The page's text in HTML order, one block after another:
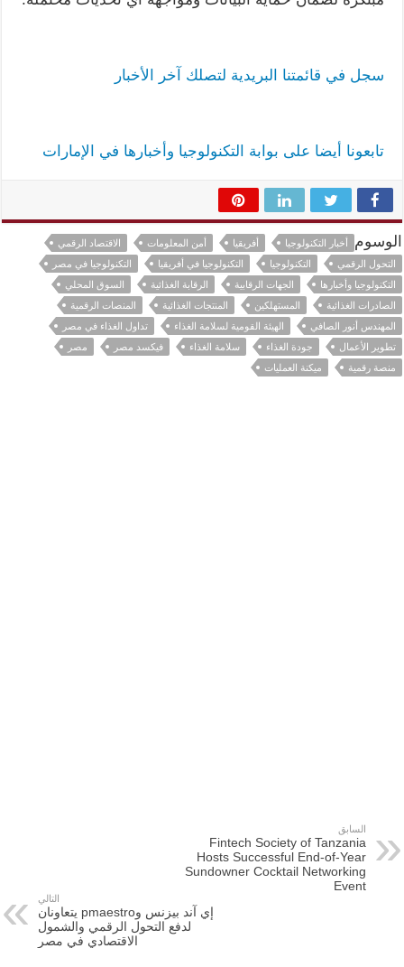
سجل في قائمتنا البريدية لتصلك آخر الأخبار
تابعونا أيضا على بوابة التكنولوجيا وأخبارها في الإمارات
الوسوم أخبار التكنولوجيا أفريقيا أمن المعلومات
الاقتصاد الرقمي
التحول الرقمي
التكنولوجيا التكنولوجيا في أفريقيا
التكنولوجيا في مصر
التكنولوجيا وأخبارها
الجهات الرقابية الرقابة الغذائية
السوق المحلي
الصادرات الغذائية
المستهلكين المنتجات الغذائية
المنصات الرقمية
المهندس أنور الصافي
الهيئة القومية لسلامة الغذاء
تداول الغذاء في مصر
تطوير الأعمال
جودة الغذاء سلامة الغذاء فيكسد مصر
مصر
منصة رقمية
ميكنة العمليات
السابق
Fintech Society of Tanzania
Hosts Successful End-of-Year
Sundowner Cocktail Networking
Event
التالي
إي آند بيزنس وpmaestro يتعاونان
لدفع التحول الرقمي والشمول
الاقتصادي في مصر